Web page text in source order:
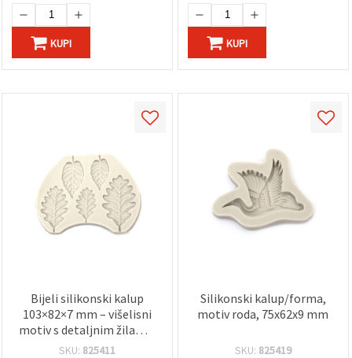
KUPI KUPI
Bijeli silikonski kalup
103×82×7 mm – višelisni
motiv s detaljnim žilama,
fleksibilni, višekratni
SKU: 825411
Silikonski kalup/forma,
motiv roda, 75x62x9 mm
SKU: 825419